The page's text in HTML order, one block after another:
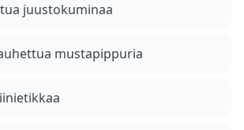
juustokuminaa
mustapippuria